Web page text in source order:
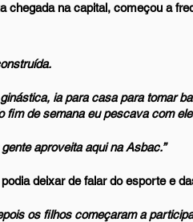
chegada na capital, começou a
ia para casa para tomar
fim de semana eu pescava com
aproveita aqui na Asbac.”
deixar de falar do esporte e
os filhos começaram a